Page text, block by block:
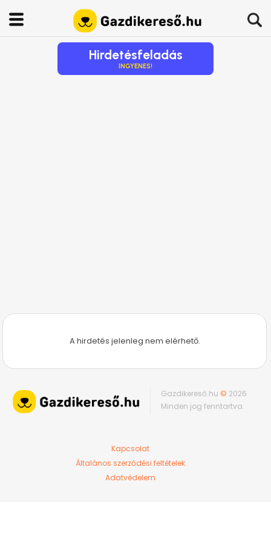
Hirdetésfeladás
INGYENES!
A hirdetés jelenleg nem elérhető.
Gazdikereső.hu © 2026
Minden jog fenntartva.
Kapcsolat
Általános szerződési feltételek
Adatvédelem